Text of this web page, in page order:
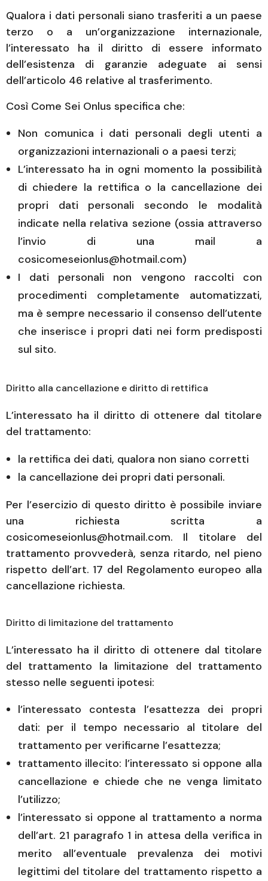
Qualora i dati personali siano trasferiti a un paese
terzo o a un’organizzazione internazionale,
l’interessato ha il diritto di essere informato
dell’esistenza di garanzie adeguate ai sensi
dell’articolo 46 relative al trasferimento.
Così Come Sei Onlus specifica che:
Non comunica i dati personali degli utenti a
organizzazioni internazionali o a paesi terzi;
L’interessato ha in ogni momento la possibilità
di chiedere la rettifica o la cancellazione dei
propri dati personali secondo le modalità
indicate nella relativa sezione (ossia attraverso
l’invio di una mail a
cosicomeseionlus@hotmail.com)
I dati personali non vengono raccolti con
procedimenti completamente automatizzati,
ma è sempre necessario il consenso dell’utente
che inserisce i propri dati nei form predisposti
sul sito.
Diritto alla cancellazione e diritto di rettifica
L’interessato ha il diritto di ottenere dal titolare
del trattamento:
la rettifica dei dati, qualora non siano corretti
la cancellazione dei propri dati personali.
Per l’esercizio di questo diritto è possibile inviare
una richiesta scritta a
cosicomeseionlus@hotmail.com. Il titolare del
trattamento provvederà, senza ritardo, nel pieno
rispetto dell’art. 17 del Regolamento europeo alla
cancellazione richiesta.
Diritto di limitazione del trattamento
L’interessato ha il diritto di ottenere dal titolare
del trattamento la limitazione del trattamento
stesso nelle seguenti ipotesi:
l’interessato contesta l’esattezza dei propri
dati: per il tempo necessario al titolare del
trattamento per verificarne l’esattezza;
trattamento illecito: l’interessato si oppone alla
cancellazione e chiede che ne venga limitato
l’utilizzo;
l’interessato si oppone al trattamento a norma
dell’art. 21 paragrafo 1 in attesa della verifica in
merito all’eventuale prevalenza dei motivi
legittimi del titolare del trattamento rispetto a